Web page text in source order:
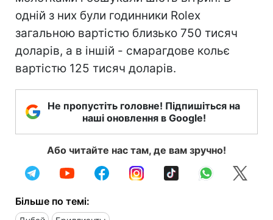
одній з них були годинники Rolex
загальною вартістю близько 750 тисяч
доларів, а в іншій - смарагдове кольє
вартістю 125 тисяч доларів.
Не пропустіть головне! Підпишіться на
наші оновлення в Google!
Або читайте нас там, де вам зручно!
Більше по темі: